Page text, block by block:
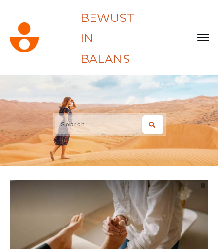
BEWUST
IN
BALANS